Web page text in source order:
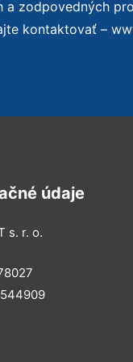
a zodpovedných
kontaktovať –
údaje
s. r. o.